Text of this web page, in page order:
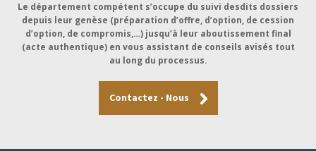
Le département compétent s’occupe du suivi desdits dossiers
depuis leur genèse (préparation d’offre, d’option, de cession
d’option, de compromis,…) jusqu’à leur aboutissement final
(acte authentique) en vous assistant de conseils avisés tout
au long du processus.
Contactez - Nous